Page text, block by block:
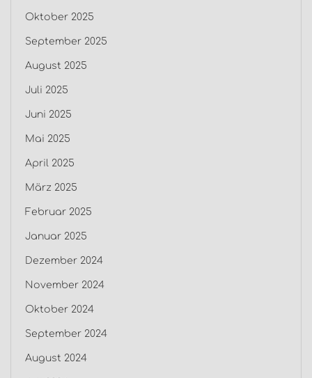
Oktober 2025
September 2025
August 2025
Juli 2025
Juni 2025
Mai 2025
April 2025
März 2025
Februar 2025
Januar 2025
Dezember 2024
November 2024
Oktober 2024
September 2024
August 2024